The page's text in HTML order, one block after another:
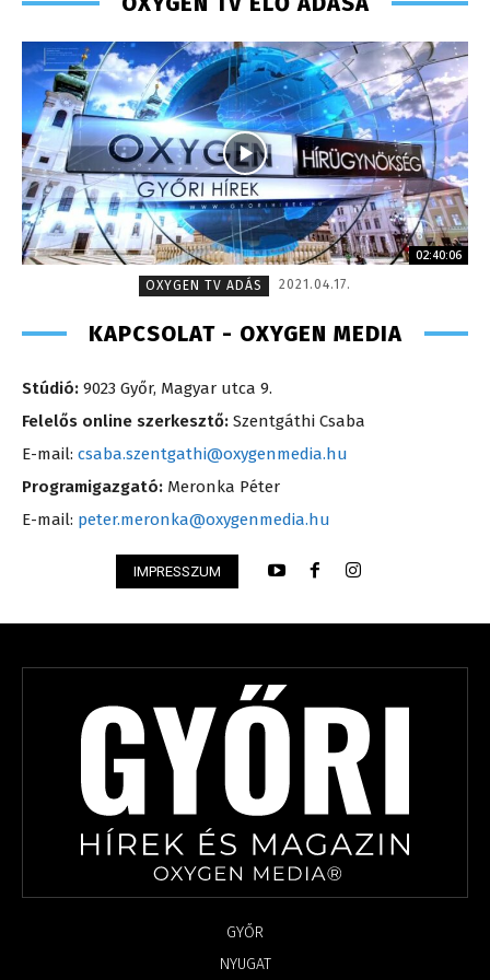
02:40:06
OXYGEN TV ADÁS
2021.04.17.
KAPCSOLAT - OXYGEN MEDIA
Stúdió: 9023 Győr, Magyar utca 9.
Felelős online szerkesztő: Szentgáthi Csaba
E-mail: csaba.szentgathi@oxygenmedia.hu
Programigazgató: Meronka Péter
E-mail: peter.meronka@oxygenmedia.hu
IMPRESSZUM
GYŐR
NYUGAT